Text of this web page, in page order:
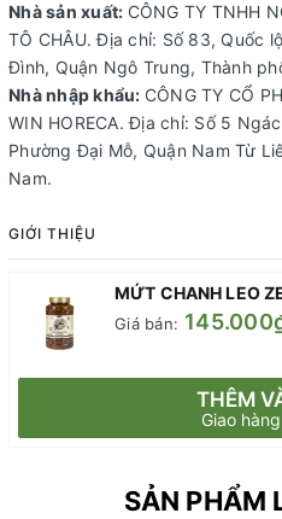
Nhà sản xuất: CÔNG TY TNHH
TÔ CHÂU. Địa chỉ: Số 83, Quốc
Đình, Quận Ngô Trung, Thành
Nhà nhập khẩu: CÔNG TY CỔ
WIN HORECA. Địa chỉ: Số 5
Phường Đại Mỗ, Quận Nam Từ
Nam.
GIỚI THIỆU
MỨT CHANH LEO
Giá bán:
THÊM
Giao
SẢN PHẨM